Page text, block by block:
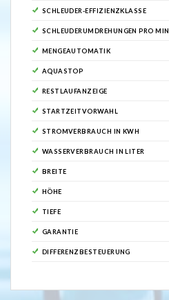
SCHLEUDER-EFFIZIENZKLASSE
SCHLEUDERUMDREHUNGEN PRO MIN.
MENGEAUTOMATIK
AQUASTOP
RESTLAUFANZEIGE
STARTZEITVORWAHL
STROMVERBRAUCH IN KWH
WASSERVERBRAUCH IN LITER
BREITE
HÖHE
TIEFE
GARANTIE
DIFFERENZBESTEUERUNG